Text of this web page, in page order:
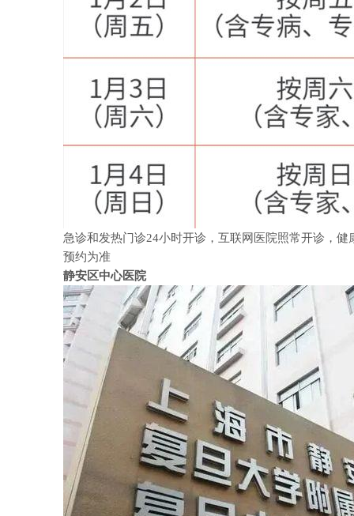
急诊和发热门诊24小时开诊，互联网医院照常开诊，健
预约为准
静安区中心医院